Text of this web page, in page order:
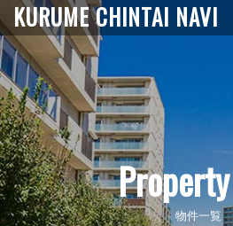
KURUME CHINTAI NAVI
物件一覧